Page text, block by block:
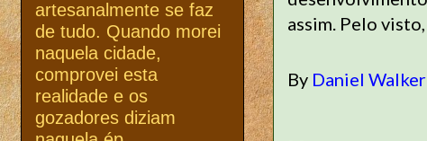
assim. Pelo
By Daniel Walker
artesanalmente se faz
de tudo. Quando morei
naquela cidade,
comprovei esta
realidade e os
gozadores diziam